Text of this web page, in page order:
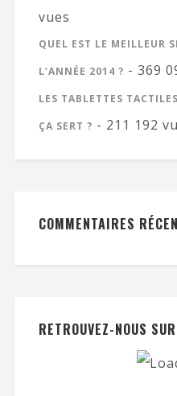
vues
QUEL EST LE MEILLEUR
L’ANNÉE 2014 ? - 369
LES TABLETTES
ÇA SERT ? - 211 192
COMMENTAIRES
RETROUVEZ-NOUS